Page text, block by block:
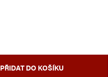
PŘIDAT DO KOŠÍKU